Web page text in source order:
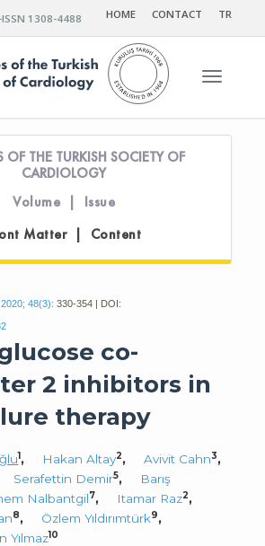
1308-4488 HOME CONTACT TR
Toggle
OF THE TURKISH SOCIETY OF
CARDIOLOGY
Volume | Issue
Matter | Content
48(3): 330-354 | DOI:
co-
2 inhibitors in
therapy
1, Hakan Altay2, Avivit Cahn3,
Serafettin Demir5,
Barış
Nalbantgil7, Itamar Raz2,
8, Özlem Yıldırımtürk9,
Yılmaz10